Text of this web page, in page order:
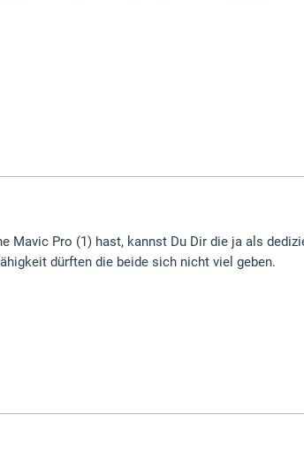
Pro (1) hast, kannst Du Dir die ja als
dürften die beide sich nicht viel geben.